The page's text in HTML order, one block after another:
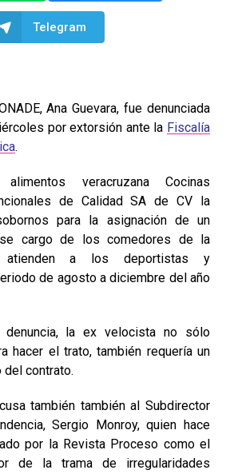
Telegram
Ana Guevara, fue denunciada
por extorsión ante la Fiscalía
.
veracruzana Cocinas
de Calidad SA de CV la
para la asignación de un
cargo de los comedores de la
atienden a los deportistas y
de agosto a diciembre del año
la ex velocista no sólo
hacer el trato, también requería un
del contrato.
también también al Subdirector
Sergio Monroy, quien hace
por la Revista Proceso como el
de la trama de irregularidades